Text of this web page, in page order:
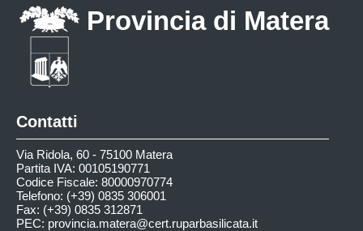
Provincia di Matera
Contatti
Via Ridola, 60 - 75100 Matera
Partita IVA: 00105190771
Codice Fiscale: 80000970774
Telefono: (+39) 0835 306001
Fax: (+39) 0835 312871
PEC: provincia.matera@cert.ruparbasilicata.it